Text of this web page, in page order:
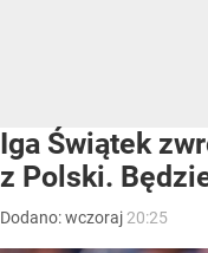
Iga Świątek
z Polski.
Dodano:wczoraj 20:25